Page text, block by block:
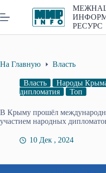
к
сути
РЕСУРС
На Главную Власть
Власть Народы
дипломатия
Топ
В Крыму прошёл
участием народных
10 Дек , 2024